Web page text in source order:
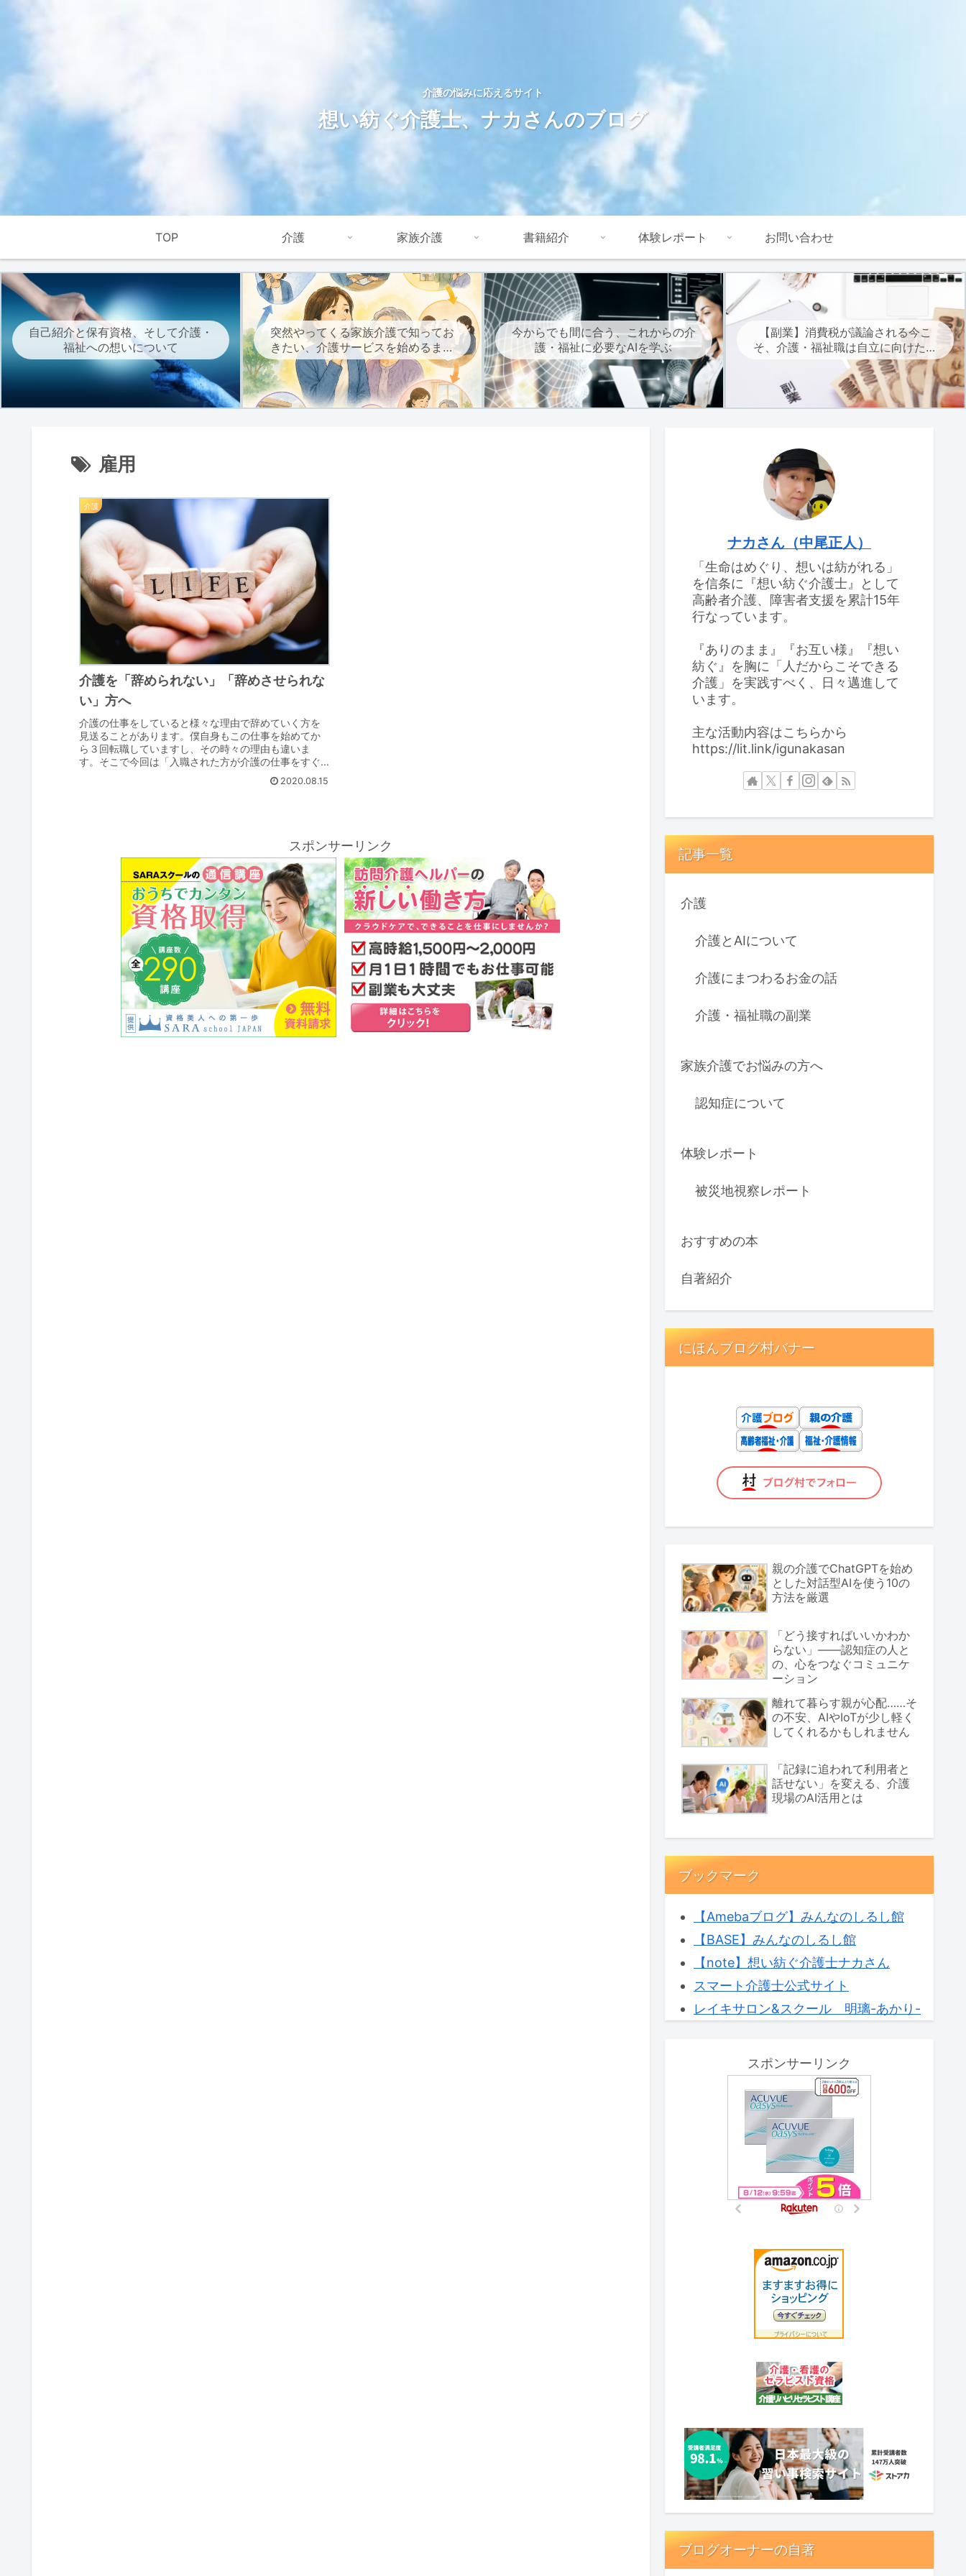
介護の悩みに応えるサイト
想い紡ぐ介護士、ナカさんのブログ
TOP 介護 家族介護 書籍紹介 体験レポート お問い合わせ
自己紹介と保有資格、そして介護・
福祉への想いについて
突然やってくる家族介護で知ってお
きたい、介護サービスを始めるまで
の流れ
今からでも間に合う、これからの介
護・福祉に必要なAIを学ぶ
【副業】消費税が議論される今こ
そ、介護・福祉職は自立に向けた副
業を考えよう
雇用
介護
介護を「辞められない」「辞めさせられな
い」方へ
介護の仕事をしていると様々な理由で辞めていく方を
見送ることがあります。僕自身もこの仕事を始めてか
ら３回転職していますし、その時々の理由も違いま
す。そこで今回は「入職された方が介護の仕事をすぐ
に辞めていく理由」についてお話していきます。この
2020.08.15
スポンサーリンク
ナカさん（中尾正人）
「生命はめぐり、想いは紡がれる」
を信条に『想い紡ぐ介護士』として
高齢者介護、障害者支援を累計15年
行なっています。
『ありのまま』『お互い様』『想い
紡ぐ』を胸に「人だからこそできる
介護」を実践すべく、日々邁進して
います。
主な活動内容はこちらから
https://lit.link/igunakasan
記事一覧
介護
介護とAIについて
介護にまつわるお金の話
介護・福祉職の副業
家族介護でお悩みの方へ
認知症について
体験レポート
被災地視察レポート
おすすめの本
自著紹介
にほんブログ村バナー
親の介護でChatGPTを始め
とした対話型AIを使う10の
方法を厳選
「どう接すればいいかわか
らない」――認知症の人と
の、心をつなぐコミュニケ
ーション
離れて暮らす親が心配……そ
の不安、AIやIoTが少し軽く
してくれるかもしれません
「記録に追われて利用者と
話せない」を変える、介護
現場のAI活用とは
ブックマーク
【Amebaブログ】みんなのしるし館
【BASE】みんなのしるし館
【note】想い紡ぐ介護士ナカさん
スマート介護士公式サイト
レイキサロン&スクール 明璃-あかり-
スポンサーリンク
ブログオーナーの自著